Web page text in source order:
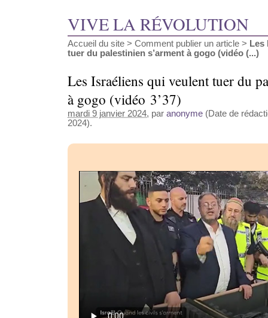
VIVE LA RÉVOLUTION
Accueil du site > Comment publier un article > Les
tuer du palestinien s’arment à gogo (vidéo (...)
Les Israéliens qui veulent tuer du
à gogo (vidéo 3’37)
mardi 9 janvier 2024, par anonyme (Date de
2024).